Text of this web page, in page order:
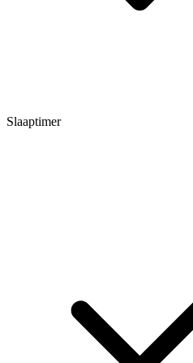
Slaaptimer